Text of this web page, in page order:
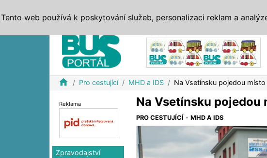
home Pro cestující MHD a IDS Na Vsetínsku pojedou
Reklama
Zpravodajství
Na Vsetínsku
PRO CESTUJÍCÍ -MHD A IDS
Tento web používá k poskytování služeb, personalizaci reklam a